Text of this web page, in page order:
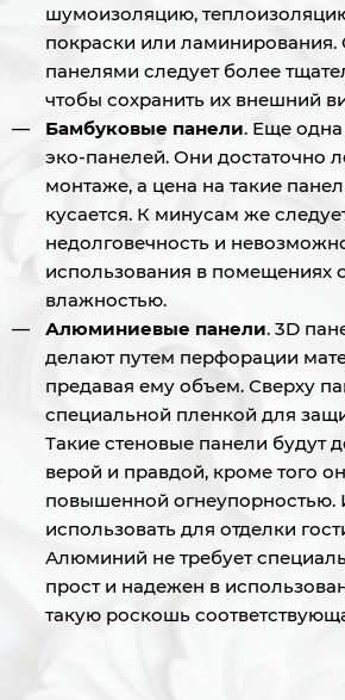
шумоизоляцию,
покраски или ламинирования.
панелями следует более
чтобы сохранить их внешний
Бамбуковые панели. Еще
эко-панелей. Они достаточно
монтаже, а цена на такие
кусается. К минусам же
недолговечность и
использования в помещениях
влажностью.
Алюминиевые панели. 3D
делают путем перфорации
предавая ему объем. Сверху
специальной пленкой для
Такие стеновые панели будут
верой и правдой, кроме того
повышенной
использовать для отделки
Алюминий не требует
прост и надежен в
такую роскошь